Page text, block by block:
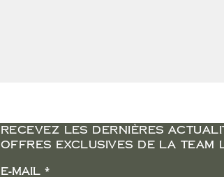
RECEVEZ LES DERNIÈRES
OFFRES EXCLUSIVES DE LA TEAM
E-mail